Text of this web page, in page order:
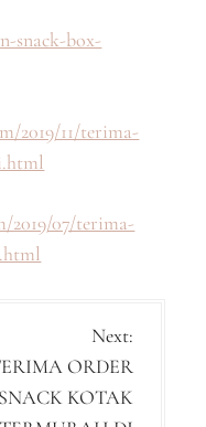
snack-box-
2019/11/terima-
2019/07/terima-
Next:
ORDER
SNACK KOTAK